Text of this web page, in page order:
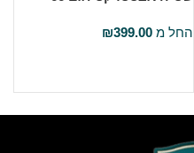
החל מ ₪399.00